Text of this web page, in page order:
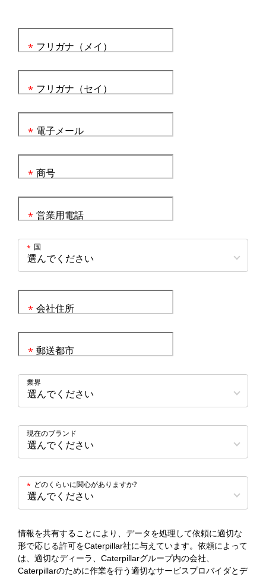
フリガナ（メイ）
*
フリガナ（セイ）
*
電子メール
*
商号
*
営業用電話
*
国
*
会社住所
*
郵送都市
*
業界
現在のブランド
どのくらいに関心がありますか?
*
情報を共有することにより、データを処理して依頼に適切な
形で応じる許可をCaterpillar社に与えています。依頼によって
は、適切なディーラ、Caterpillarグループ内の会社、
Caterpillarのために作業を行う適切なサービスプロバイダとデ